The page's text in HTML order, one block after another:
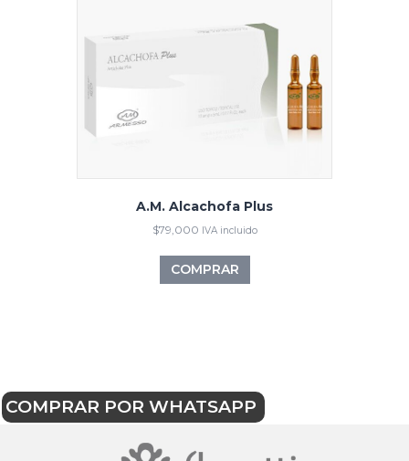
A.M. Alcachofa Plus
$79,000 IVA incluido
COMPRAR
COMPRAR POR WHATSAPP